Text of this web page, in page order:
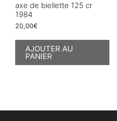
axe de biellette 125 cr
1984
20,00€
AJOUTER AU
PANIER